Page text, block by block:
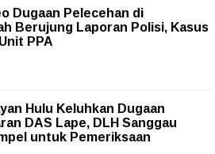
Dugaan Pelecehan di
Berujung Laporan Polisi, Kasus
PPA
Hulu Keluhkan Dugaan
DAS Lape, DLH Sanggau
untuk Pemeriksaan